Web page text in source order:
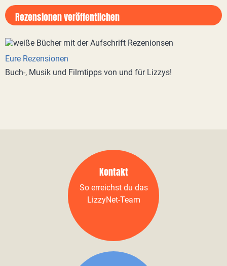
Rezensionen veröffentlichen
Eure Rezensionen
Buch-, Musik und Filmtipps von und für Lizzys!
Kontakt
So erreichst du das
LizzyNet-Team